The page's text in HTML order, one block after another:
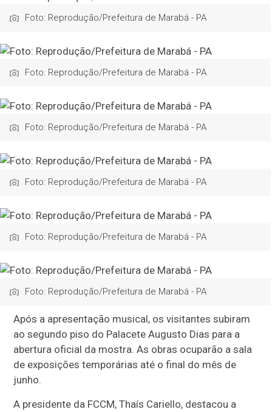
Foto: Reprodução/Prefeitura de Marabá - PA
Foto: Reprodução/Prefeitura de Marabá - PA
Foto: Reprodução/Prefeitura de Marabá - PA
Foto: Reprodução/Prefeitura de Marabá - PA
Foto: Reprodução/Prefeitura de Marabá - PA
Foto: Reprodução/Prefeitura de Marabá - PA
Após a apresentação musical, os visitantes subiram
ao segundo piso do Palacete Augusto Dias para a
abertura oficial da mostra. As obras ocuparão a sala
de exposições temporárias até o final do mês de
junho.
A presidente da FCCM, Thaís Cariello, destacou a